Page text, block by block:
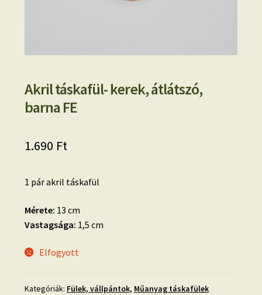
Akril táskafül- kerek, átlátszó,
barna FE
1.690 Ft
1 pár akril táskafül
Mérete: 13 cm
Vastagsága: 1,5 cm
Elfogyott
Kategóriák: Fülek, vállpántok, Műanyag táskafülek